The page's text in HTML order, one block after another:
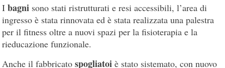
Ibagni sono stati ristrutturati e resi accessibili, l’area di
ingresso è stata rinnovata ed è stata realizzata una palestra
per il fitness oltre a nuovi spazi per la fisioterapia e la
rieducazione funzionale.
Anche il fabbricatospogliatoi è stato sistemato, con nuovo